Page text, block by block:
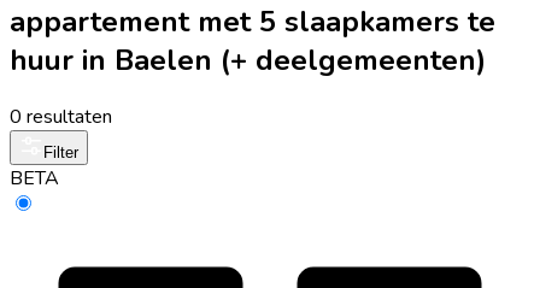
appartement met 5 slaapkamers te
huur in Baelen (+ deelgemeenten)
0 resultaten
Filter
BETA